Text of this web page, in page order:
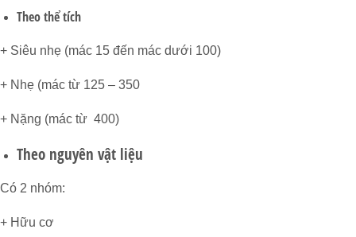
Theo thể tích
+ Siêu nhẹ (mác 15 đến mác dưới 100)
+ Nhẹ (mác từ 125 – 350
+ Nặng (mác từ 400)
Theo nguyên vật liệu
Có 2 nhóm:
+ Hữu cơ